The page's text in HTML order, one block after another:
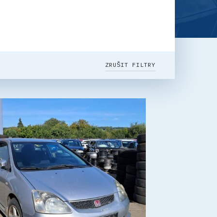
ZRUŠIT FILTRY